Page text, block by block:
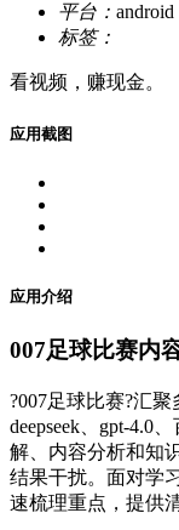
平台： android
标签：
看视频，赚现金。
应用截图
应用介绍
007足球比赛内
?007足球比赛?汇
deepseek、gpt-4.0
解、内容分析和知
结果干扰。面对学
速梳理重点，提供